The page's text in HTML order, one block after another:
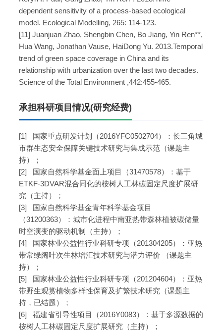
dependent sensitivity of a process-based ecological
model. Ecological Modelling, 265: 114-123.
[11] Juanjuan Zhao, Shengbin Chen, Bo Jiang, Yin Ren**,
Hua Wang, Jonathan Vause, HaiDong Yu. 2013.Temporal
trend of green space coverage in China and its
relationship with urbanization over the last two decades.
Science of the Total Environment ,442:455-465.
承担科研项目情况(研究经费)
[1] 国家重点研发计划（2016YFC0502704）：长三角城
市群生态安全保障关键技术研究与集成示范（课题主
持）；
[2] 国家自然科学基金面上项目（31470578）：基于
ETKF-3DVAR混合同化的桉树人工林碳固定尺度扩展研
究（主持）；
[3] 国家自然科学基金青年科学基金项目
（31200363）：城市化进程中南亚热带森林植被碳储量
时空演变的驱动机制（主持）；
[4] 国家林业公益性行业科研专项（201304205）：亚热
带常绿阔叶次生林增汇技术研究与潜力评价 （课题主
持）；
[5] 国家林业公益性行业科研专项（201204604）：亚热
带野生观赏植物多样性保育及扩繁技术研究（课题主
持，已结题）；
[6] 福建省引导性项目（2016Y0083）：基于多源数据的
桉树人工林碳固定尺度扩展研究（主持）；